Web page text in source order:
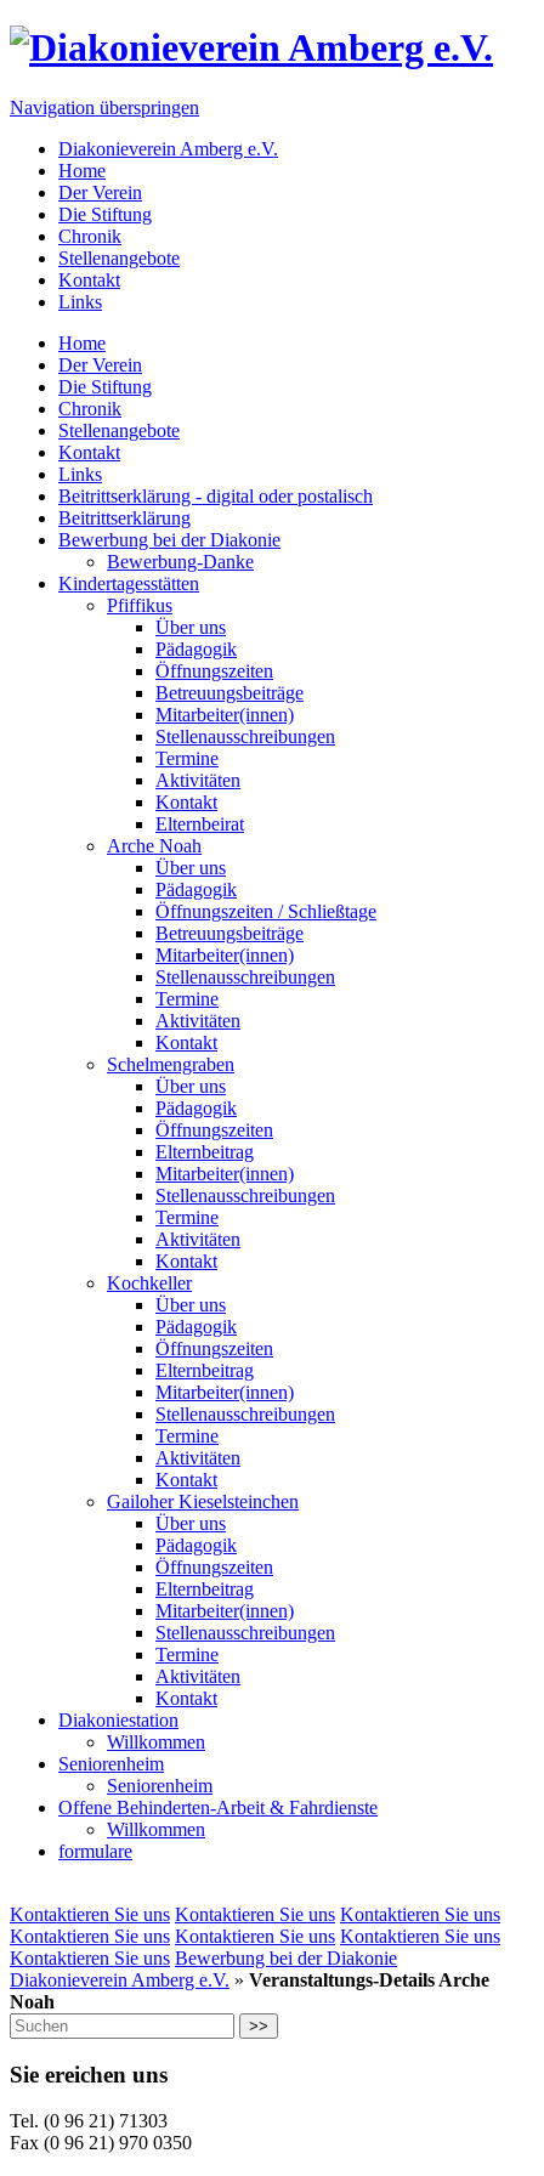
Navigation überspringen
Diakonieverein Amberg e.V.
Home
Der Verein
Die Stiftung
Chronik
Stellenangebote
Kontakt
Links
Home
Der Verein
Die Stiftung
Chronik
Stellenangebote
Kontakt
Links
Beitrittserklärung - digital oder postalisch
Beitrittserklärung
Bewerbung bei der Diakonie
Bewerbung-Danke
Kindertagesstätten
Pfiffikus
Über uns
Pädagogik
Öffnungszeiten
Betreuungsbeiträge
Mitarbeiter(innen)
Stellenausschreibungen
Termine
Aktivitäten
Kontakt
Elternbeirat
Arche Noah
Über uns
Pädagogik
Öffnungszeiten / Schließtage
Betreuungsbeiträge
Mitarbeiter(innen)
Stellenausschreibungen
Termine
Aktivitäten
Kontakt
Schelmengraben
Über uns
Pädagogik
Öffnungszeiten
Elternbeitrag
Mitarbeiter(innen)
Stellenausschreibungen
Termine
Aktivitäten
Kontakt
Kochkeller
Über uns
Pädagogik
Öffnungszeiten
Elternbeitrag
Mitarbeiter(innen)
Stellenausschreibungen
Termine
Aktivitäten
Kontakt
Gailoher Kieselsteinchen
Über uns
Pädagogik
Öffnungszeiten
Elternbeitrag
Mitarbeiter(innen)
Stellenausschreibungen
Termine
Aktivitäten
Kontakt
Diakoniestation
Willkommen
Seniorenheim
Seniorenheim
Offene Behinderten-Arbeit & Fahrdienste
Willkommen
formulare
Kontaktieren Sie uns Kontaktieren Sie uns Kontaktieren Sie uns
Kontaktieren Sie uns Kontaktieren Sie uns Kontaktieren Sie uns
Kontaktieren Sie uns Bewerbung bei der Diakonie
Diakonieverein Amberg e.V. » Veranstaltungs-Details Arche
Noah
>>
Sie ereichen uns
Tel. (0 96 21) 71303
Fax (0 96 21) 970 0350